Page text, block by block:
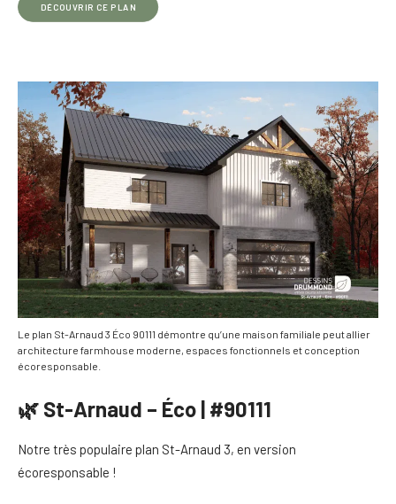
DÉCOUVRIR CE PLAN
Le plan St-Arnaud 3 Éco 90111 démontre qu’une maison familiale peut allier
architecture farmhouse moderne, espaces fonctionnels et conception
écoresponsable.
🌿 St-Arnaud – Éco | #90111
Notre très populaire plan St-Arnaud 3, en version
écoresponsable !